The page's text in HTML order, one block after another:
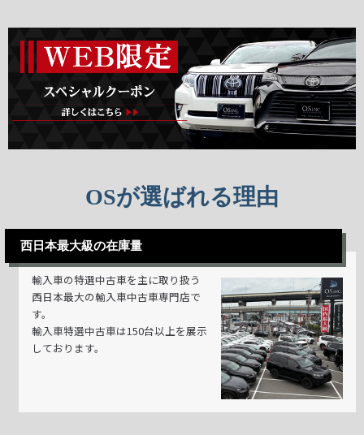
OSが選ばれる理由
西日本最大級の在庫量
輸入車の特選中古車を主に取り扱う
西日本最大の輸入車中古車専門店で
す。
輸入車特選中古車は150台以上を展示
しております。